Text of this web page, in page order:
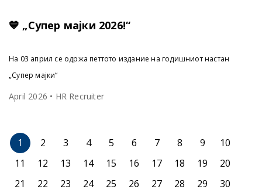
💙 „Супер мајки 2026!“
На 03 април се одржа петтото издание на годишниот настан
„Супер мајки“
April 2026 • HR Recruiter
1 2 3 4 5 6 7 8 9
10
11
12 13 14 15 16 17 18 19
20
21
22 23 24 25 26 27 28 29
30